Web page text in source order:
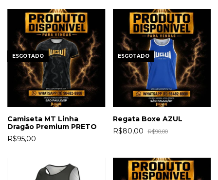
ESGOTADO
Camiseta MT Linha
Dragão Premium PRETO
R$95,00
ESGOTADO
Regata Boxe AZUL
R$80,00
R$90,00